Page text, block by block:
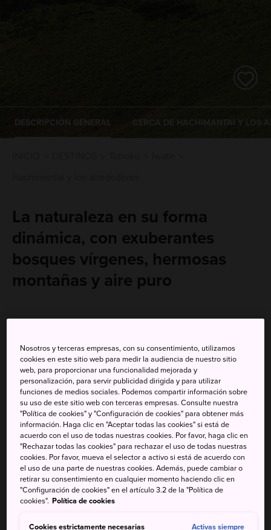
DESCRIPCIÓN GENERAL CERCA DE HACHIMANTAI Y LOS
La naturaleza en su forma
dinámica, con exuberantes
bosques vírgenes, hermosas
montañas y aire puro
La zona alpina de Hachimantai combina bosques vírgenes,
Nosotros y terceras empresas, con su consentimiento, utilizamos
cookies en este sitio web para medir la audiencia de nuestro sitio
web, para proporcionar una funcionalidad mejorada y
personalización, para servir publicidad dirigida y para utilizar
funciones de medios sociales. Podemos compartir información sobre
su uso de este sitio web con terceras empresas. Consulte nuestra
"Política de cookies" y "Configuración de cookies" para obtener más
información. Haga clic en "Aceptar todas las cookies" si está de
acuerdo con el uso de todas nuestras cookies. Por favor, haga clic en
"Rechazar todas las cookies" para rechazar el uso de todas nuestras
cookies. Por favor, mueva el selector a activo si está de acuerdo con
el uso de una parte de nuestras cookies. Además, puede cambiar o
retirar su consentimiento en cualquier momento haciendo clic en
"Configuración de cookies" en el artículo 3.2 de la "Política de
cookies". Política de cookies
Cookies estrictamente necesarias Activas siempre